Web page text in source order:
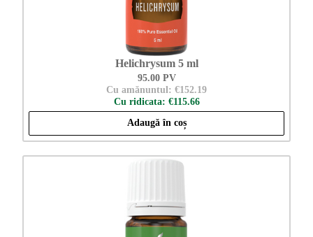
Helichrysum 5 ml
95.00 PV
Cu amănuntul: €152.19
Cu ridicata: €115.66
Adaugă în coș